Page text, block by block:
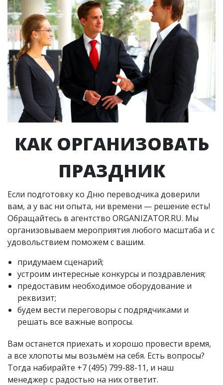
КАК ОРГАНИЗОВАТЬ
ПРАЗДНИК
Если подготовку ко Дню переводчика доверили
вам, а у вас ни опыта, ни времени — решение есть!
Обращайтесь в агентство ORGANIZATOR.RU. Мы
организовываем мероприятия любого масштаба и с
удовольствием поможем с вашим.
придумаем сценарий;
устроим интересные конкурсы и поздравления;
предоставим необходимое оборудование и
реквизит;
будем вести переговоры с подрядчиками и
решать все важные вопросы.
Вам останется приехать и хорошо провести время,
а все хлопоты мы возьмём на себя. Есть вопросы?
Тогда набирайте +7 (495) 799-88-11, и наш
менеджер с радостью на них ответит.